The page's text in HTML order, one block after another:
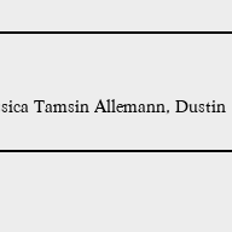
Tamsin Allemann, Dustin